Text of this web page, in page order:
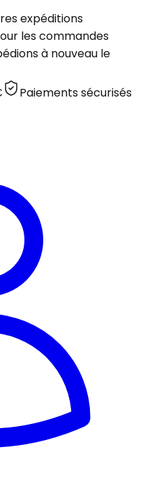
expéditions
les commandes
à nouveau le
Paiements sécurisés